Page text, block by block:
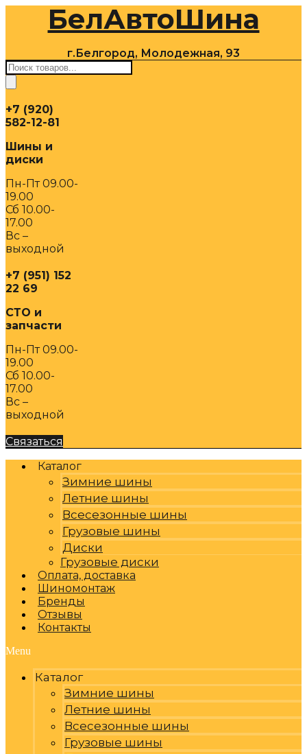
содержимомуБелАвтоШина
г.Белгород, Молодежная, 93
Поиск
товаров
+7 (920)
582-12-81
Шины и
диски
Пн-Пт 09.00-
19.00
Сб 10.00-
17.00
Вс –
выходной
+7 (951) 152
22 69
СТО и
запчасти
Пн-Пт 09.00-
19.00
Сб 10.00-
17.00
Вс –
выходной
Связаться
Каталог
Зимние шины
Летние шины
Всесезонные шины
Грузовые шины
Диски
Грузовые диски
Оплата, доставка
Шиномонтаж
Бренды
Отзывы
Контакты
Menu
Каталог
Зимние шины
Летние шины
Всесезонные шины
Грузовые шины